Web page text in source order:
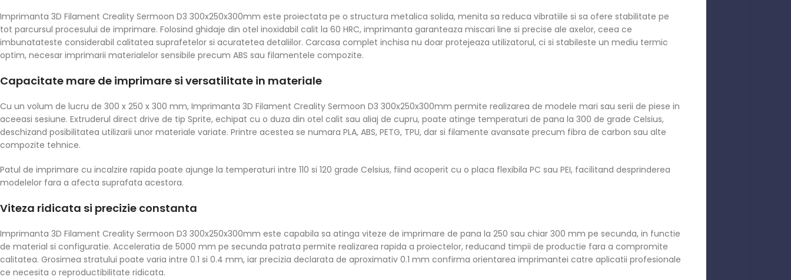
Imprimanta 3D Filament Creality Sermoon D3 300x250x300mm este proiectata pe o structura metalica solida, menita sa reduca vibratiile si sa ofere stabilitate pe
tot parcursul procesului de imprimare. Folosind ghidaje din otel inoxidabil calit la 60 HRC, imprimanta garanteaza miscari line si precise ale axelor, ceea ce
imbunatateste considerabil calitatea suprafetelor si acuratetea detaliilor. Carcasa complet inchisa nu doar protejeaza utilizatorul, ci si stabileste un mediu termic
optim, necesar imprimarii materialelor sensibile precum ABS sau filamentele compozite.
Capacitate mare de imprimare si versatilitate in materiale
Cu un volum de lucru de 300 x 250 x 300 mm, Imprimanta 3D Filament Creality Sermoon D3 300x250x300mm permite realizarea de modele mari sau serii de piese in
aceeasi sesiune. Extruderul direct drive de tip Sprite, echipat cu o duza din otel calit sau aliaj de cupru, poate atinge temperaturi de pana la 300 de grade Celsius,
deschizand posibilitatea utilizarii unor materiale variate. Printre acestea se numara PLA, ABS, PETG, TPU, dar si filamente avansate precum fibra de carbon sau alte
compozite tehnice.
Patul de imprimare cu incalzire rapida poate ajunge la temperaturi intre 110 si 120 grade Celsius, fiind acoperit cu o placa flexibila PC sau PEI, facilitand desprinderea
modelelor fara a afecta suprafata acestora.
Viteza ridicata si precizie constanta
Imprimanta 3D Filament Creality Sermoon D3 300x250x300mm este capabila sa atinga viteze de imprimare de pana la 250 sau chiar 300 mm pe secunda, in functie
de material si configuratie. Acceleratia de 5000 mm pe secunda patrata permite realizarea rapida a proiectelor, reducand timpii de productie fara a compromite
calitatea. Grosimea stratului poate varia intre 0.1 si 0.4 mm, iar precizia declarata de aproximativ 0.1 mm confirma orientarea imprimantei catre aplicatii profesionale
ce necesita o reproductibilitate ridicata.